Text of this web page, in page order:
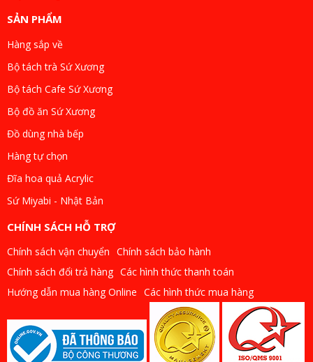
SẢN PHẨM
Hàng sắp về
Bộ tách trà Sứ Xương
Bộ tách Cafe Sứ Xương
Bộ đồ ăn Sứ Xương
Đồ dùng nhà bếp
Hàng tự chọn
Đĩa hoa quả Acrylic
Sứ Miyabi - Nhật Bản
CHÍNH SÁCH HỖ TRỢ
Chính sách vận chuyển Chính sách bảo hành
Chính sách đổi trả hàng Các hình thức thanh toán
Hướng dẫn mua hàng Online Các hình thức mua hàng